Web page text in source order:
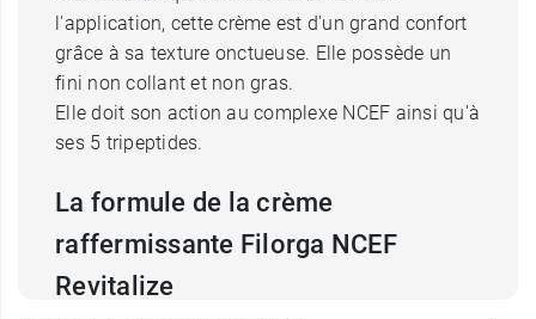
l'application, cette crème est d'un grand confort
grâce à sa texture onctueuse. Elle possède un
fini non collant et non gras.
Elle doit son action au complexe NCEF ainsi qu'à
ses 5 tripeptides.
La formule de la crème
raffermissante Filorga NCEF
Revitalize